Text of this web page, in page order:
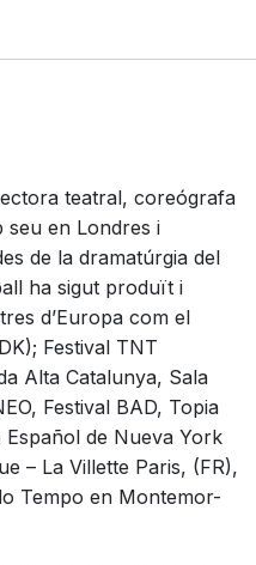
teatral, coreógrafa
seu en Londres i
de la dramatúrgia del
ha sigut produït i
d’Europa com el
Festival TNT
Alta Catalunya, Sala
Festival BAD, Topia
de Nueva York
– La Villette Paris, (FR),
Tempo en Montemor-